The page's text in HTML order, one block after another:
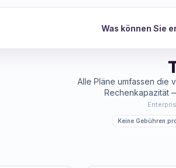
Was können Sie
Alle Pläne umfassen die
Rechenkapazität
Keine Gebühren